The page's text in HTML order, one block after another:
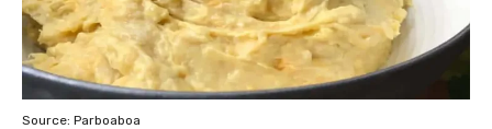
Source: Parboaboa